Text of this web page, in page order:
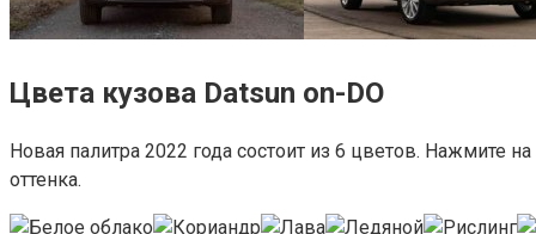
Цвета кузова Datsun on-DO
Новая палитра 2022 года состоит из 6 цветов. Нажмите
оттенка.